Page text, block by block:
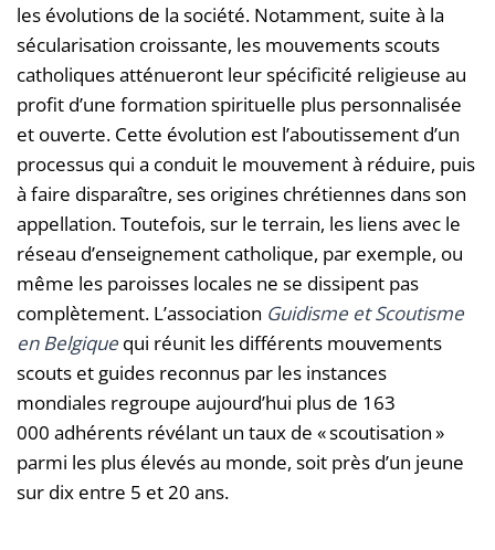
les évolutions de la société. Notamment, suite à la
sécularisation croissante, les mouvements scouts
catholiques atténueront leur spécificité religieuse au
profit d’une formation spirituelle plus personnalisée
et ouverte. Cette évolution est l’aboutissement d’un
processus qui a conduit le mouvement à réduire, puis
à faire disparaître, ses origines chrétiennes dans son
appellation. Toutefois, sur le terrain, les liens avec le
réseau d’enseignement catholique, par exemple, ou
même les paroisses locales ne se dissipent pas
complètement. L’association Guidisme et Scoutisme
en Belgique qui réunit les différents mouvements
scouts et guides reconnus par les instances
mondiales regroupe aujourd’hui plus de 163
000 adhérents révélant un taux de « scoutisation »
parmi les plus élevés au monde, soit près d’un jeune
sur dix entre 5 et 20 ans.